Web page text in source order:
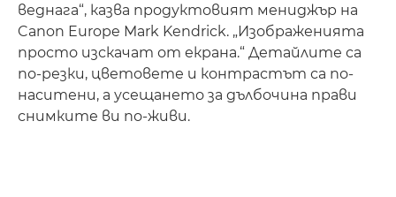
веднага“, казва продуктовият мениджър на
Canon Europe Mark Kendrick. „Изображенията
просто изскачат от екрана.“ Детайлите са
по-резки, цветовете и контрастът са по-
наситени, а усещането за дълбочина прави
снимките ви по-живи.